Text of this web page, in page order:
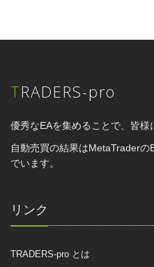
TRADERS-pro
優秀なEAを集めることで、皆様
自動売買の結果はMetaTrader
でいます。
リンク
TRADERS-pro とは